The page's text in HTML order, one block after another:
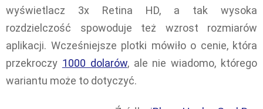
wyświetlacz 3x Retina HD, a tak wysoka
rozdzielczość spowoduje też wzrost rozmiarów
aplikacji. Wcześniejsze plotki mówiło o cenie, która
przekroczy 1000 dolarów, ale nie wiadomo, którego
wariantu może to dotyczyć.